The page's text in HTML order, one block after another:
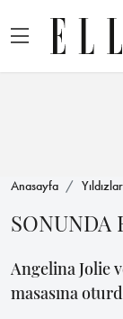
Anasayfa Yıldızlar
SONUNDA
Angelina Jolie
masasına